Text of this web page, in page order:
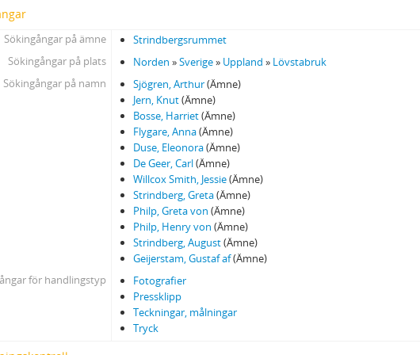
Sökingångar på ämne
Strindbergsrummet
Sökingångar på plats
Norden »Sverige» Uppland » Lövstabruk
Sökingångar på namn
Sjögren, Arthur(Ämne)
Jern, Knut(Ämne)
Bosse, Harriet(Ämne)
Flygare, Anna(Ämne)
Duse, Eleonora(Ämne)
De Geer, Carl(Ämne)
Willcox Smith, Jessie(Ämne)
Strindberg, Greta(Ämne)
Philp, Greta von (Ämne)
Philp, Henry von (Ämne)
Strindberg, August(Ämne)
Geijerstam, Gustaf af(Ämne)
för handlingstyp
Fotografier
Pressklipp
Teckningar, målningar
Tryck